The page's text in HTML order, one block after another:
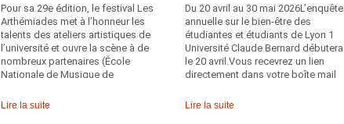
Pour sa 29e édition, le festival Les
Arthémiades met à l’honneur les
talents des ateliers artistiques de
l’université et ouvre la scène à de
nombreux partenaires (École
Nationale de Musique de
2 et Lyon 3, formation Desoblique,
Lire la suite
Du 20 avril au 30 mai 2026L’enquête
annuelle sur le bien-être des
étudiantes et étudiants de Lyon 1
Université Claude Bernard débutera
le 20 avril.Vous recevrez un lien
directement dans votre boîte mail
Lire la suite